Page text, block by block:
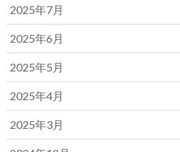
2025年7月
2025年6月
2025年5月
2025年4月
2025年3月